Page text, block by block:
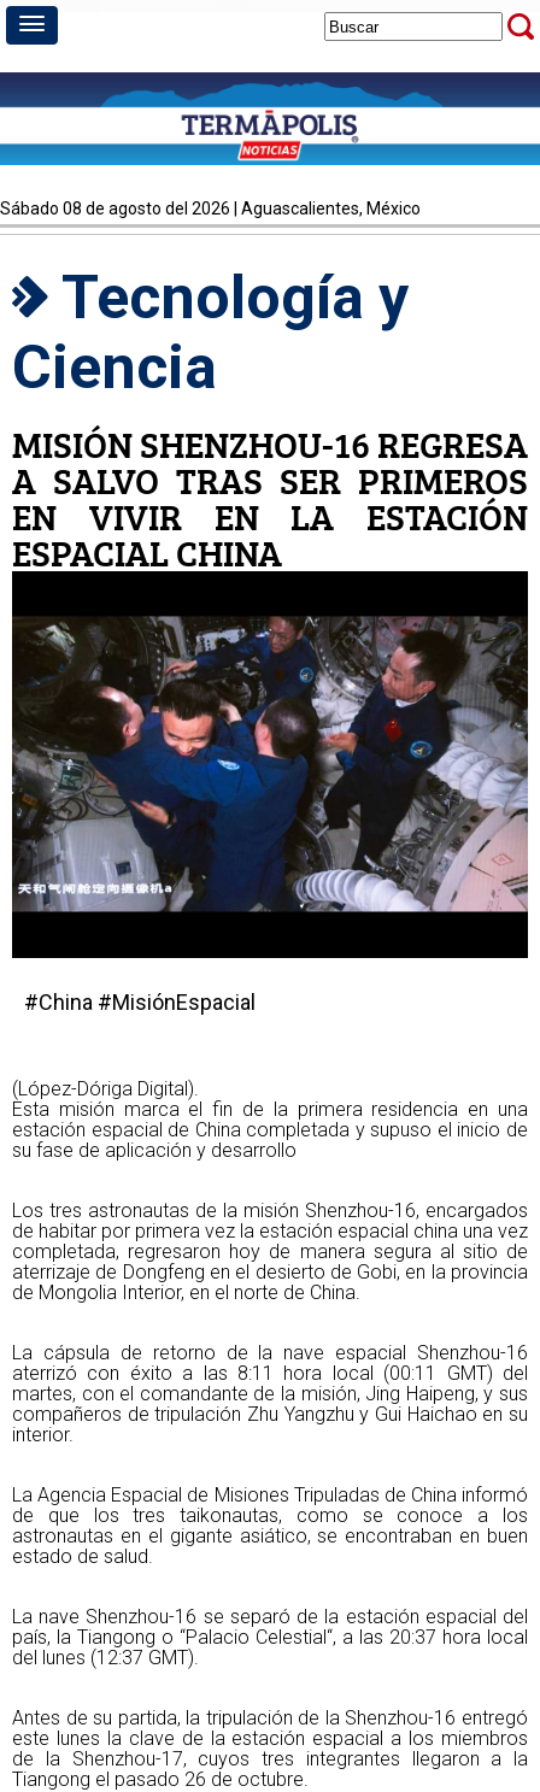
sábado 08 de agosto del 2026 | Aguascalientes, México
Tecnología y
Ciencia
MISIÓN SHENZHOU-16 REGRESA
A SALVO TRAS SER PRIMEROS
EN VIVIR EN LA ESTACIÓN
ESPACIAL CHINA
#China #MisiónEspacial
(López-Dóriga Digital).
Esta misión marca el fin de la primera residencia en una
estación espacial de China completada y supuso el inicio de
su fase de aplicación y desarrollo
Los tres astronautas de la misión Shenzhou-16, encargados
de habitar por primera vez la estación espacial china una vez
completada, regresaron hoy de manera segura al sitio de
aterrizaje de Dongfeng en el desierto de Gobi, en la provincia
de Mongolia Interior, en el norte de China.
La cápsula de retorno de la nave espacial Shenzhou-16
aterrizó con éxito a las 8:11 hora local (00:11 GMT) del
martes, con el comandante de la misión, Jing Haipeng, y sus
compañeros de tripulación Zhu Yangzhu y Gui Haichao en su
interior.
La Agencia Espacial de Misiones Tripuladas de China informó
de que los tres taikonautas, como se conoce a los
astronautas en el gigante asiático, se encontraban en buen
estado de salud.
La nave Shenzhou-16 se separó de la estación espacial del
país, la Tiangong o “Palacio Celestial“, a las 20:37 hora local
del lunes (12:37 GMT).
Antes de su partida, la tripulación de la Shenzhou-16 entregó
este lunes la clave de la estación espacial a los miembros
de la Shenzhou-17, cuyos tres integrantes llegaron a la
Tiangong el pasado 26 de octubre.